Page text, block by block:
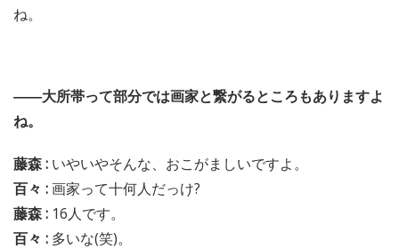
ね。
――大所帯って部分では画家と繋がるところもありますよ
ね。
藤森 : いやいやそんな、おこがましいですよ。
百々 :画家って十何人だっけ?
藤森 : 16人です。
百々 : 多いな(笑)。